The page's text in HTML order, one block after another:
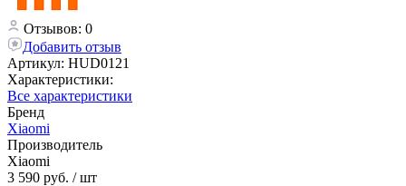
Отзывов: 0
Добавить отзыв
Артикул: HUD0121
Характеристики:
Все характеристики
Бренд
Xiaomi
Производитель
Xiaomi
3 590 руб. / шт